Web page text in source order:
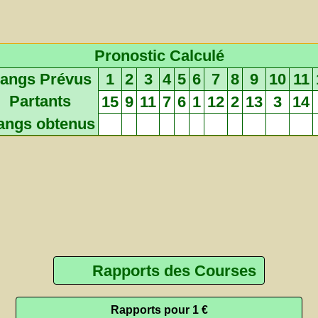
Pronostic Calculé
Prévus
1 2 3 4 5 6 7 8 9 10 11
Partants
15 9 11 7 6 1 12 2 13 3
14
obtenus
Rapports des Courses
Rapports pour 1 €